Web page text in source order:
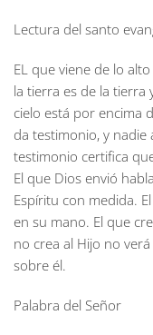
Lectura del santo
EL que viene de lo
la tierra es de la tierra
cielo está por encima
da testimonio, y nadie
testimonio certifica
El que Dios envió
Espíritu con medida.
en su mano. El que
no crea al Hijo no
sobre él.
Palabra del Señor